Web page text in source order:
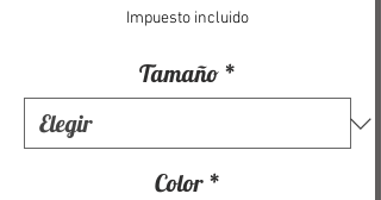
Impuesto incluido
Tamaño *
Color *